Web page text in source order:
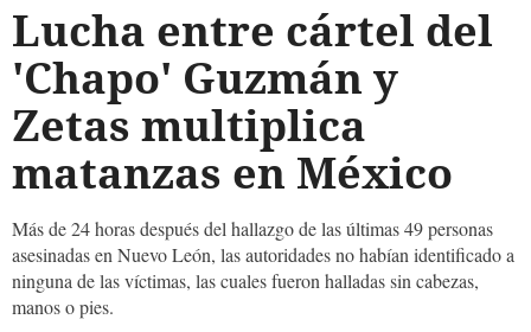
Lucha entre cártel del
'Chapo' Guzmán y
Zetas multiplica
matanzas en México
Más de 24 horas después del hallazgo de las últimas 49 personas
asesinadas en Nuevo León, las autoridades no habían identificado a
ninguna de las víctimas, las cuales fueron halladas sin cabezas,
manos o pies.